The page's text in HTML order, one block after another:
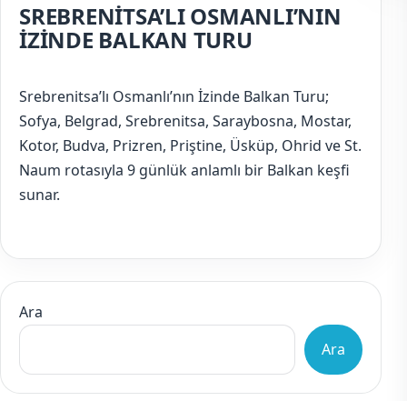
SREBRENİTSA’LI OSMANLI’NIN
İZİNDE BALKAN TURU
Srebrenitsa’lı Osmanlı’nın İzinde Balkan Turu;
Sofya, Belgrad, Srebrenitsa, Saraybosna, Mostar,
Kotor, Budva, Prizren, Priştine, Üsküp, Ohrid ve St.
Naum rotasıyla 9 günlük anlamlı bir Balkan keşfi
sunar.
Ara
Ara